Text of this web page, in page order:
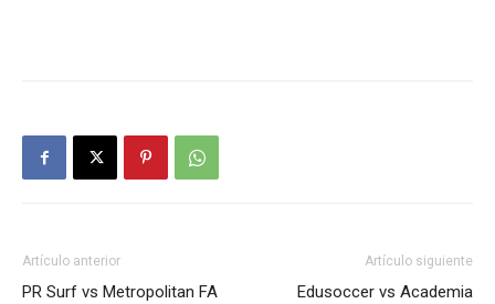
Artículo anterior
PR Surf vs Metropolitan FA
Artículo siguiente
Edusoccer vs Academia